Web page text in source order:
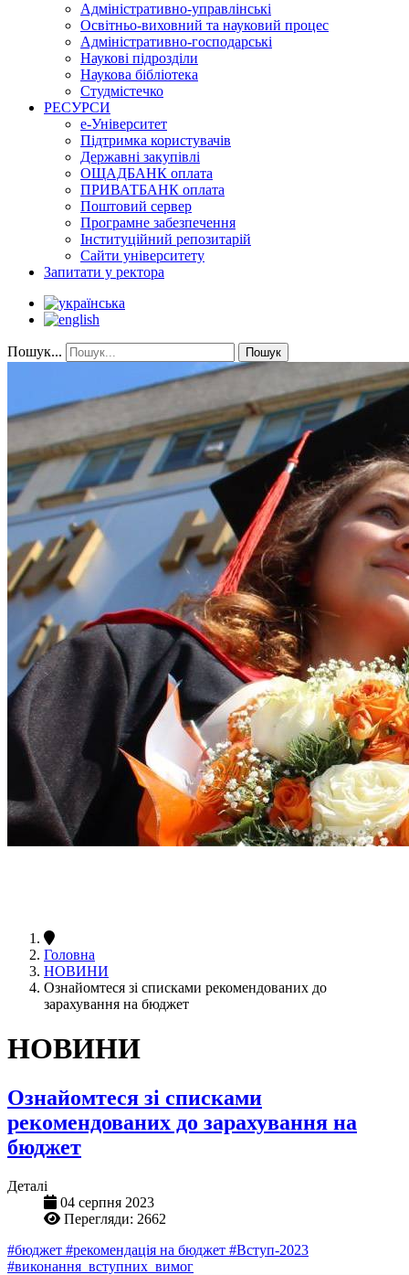
Адміністративно-управлінські
Освітньо-виховний та науковий процес
Адміністративно-господарські
Наукові підрозділи
Наукова бібліотека
Студмістечко
РЕСУРСИ
е-Університет
Підтримка користувачів
Державні закупівлі
ОЩАДБАНК оплата
ПРИВАТБАНК оплата
Поштовий сервер
Програмне забезпечення
Інституційний репозитарій
Сайти університету
Запитати у ректора
Пошук... Пошук
Головна
НОВИНИ
Ознайомтеся зі списками рекомендованих до
зарахування на бюджет
НОВИНИ
Ознайомтеся зі списками
рекомендованих до зарахування на
бюджет
Деталі
04 серпня 2023
Перегляди: 2662
#бюджет #рекомендація на бюджет #Вступ-2023
#виконання_вступних_вимог